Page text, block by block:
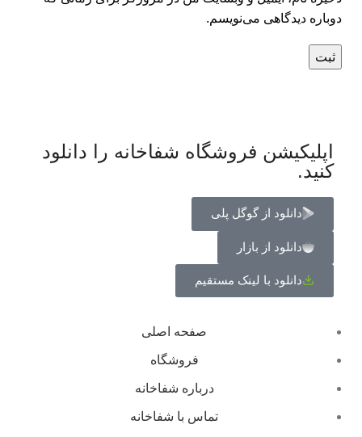
دوباره دیدگاهی می‌نویسم.
اپلیکیشن فروشگاه شفاخانه را دانلود
کنید.
دانلود از گوگل پلی
دانلود از بازار
دانلود با لینک مستقیم
صفحه اصلی
فروشگاه
درباره شفاخانه
تماس با شفاخانه